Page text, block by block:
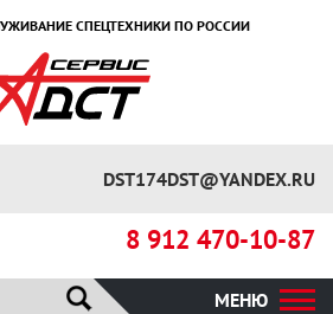
СПЕЦТЕХНИКИ ПО РОССИИ
DST174DST@YANDEX.RU
8 912 470-10-87
МЕНЮ